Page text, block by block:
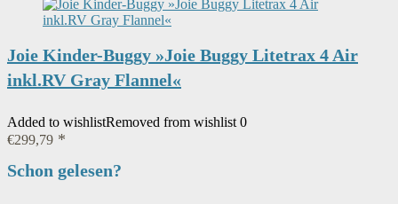
Joie Kinder-Buggy »Joie Buggy Litetrax 4 Air
inkl.RV Gray Flannel«
Added to wishlistRemoved from wishlist 0
€299,79
Schon gelesen?